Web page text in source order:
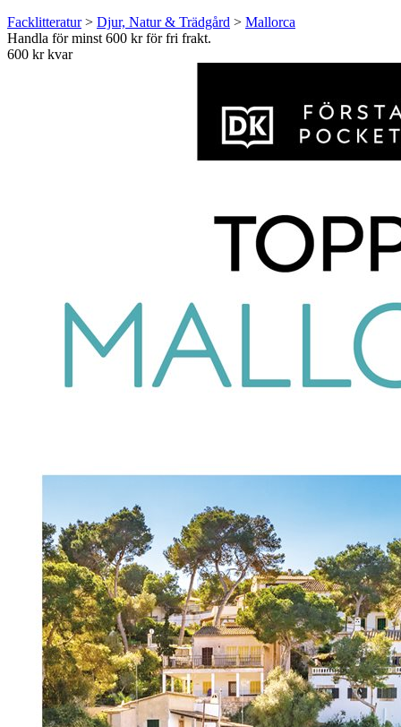
Facklitteratur> Djur, Natur & Trädgård > Mallorca
Handla för minst 600 kr för fri frakt.
600 kr kvar